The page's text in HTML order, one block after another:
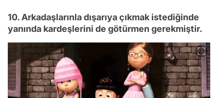
10. Arkadaşlarınla dışarıya çıkmak istediğinde
yanında kardeşlerini de götürmen gerekmiştir.